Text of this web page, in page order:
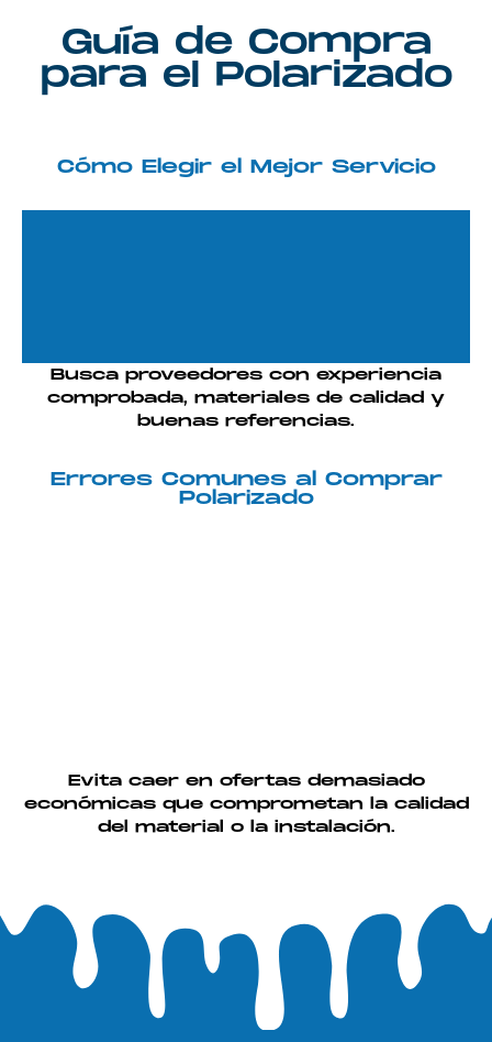
Guía de Compra
para el Polarizado
Cómo Elegir el Mejor Servicio
Busca proveedores con experiencia
comprobada, materiales de calidad y
buenas referencias.
Errores Comunes al Comprar
Polarizado
Evita caer en ofertas demasiado
económicas que comprometan la calidad
del material o la instalación.